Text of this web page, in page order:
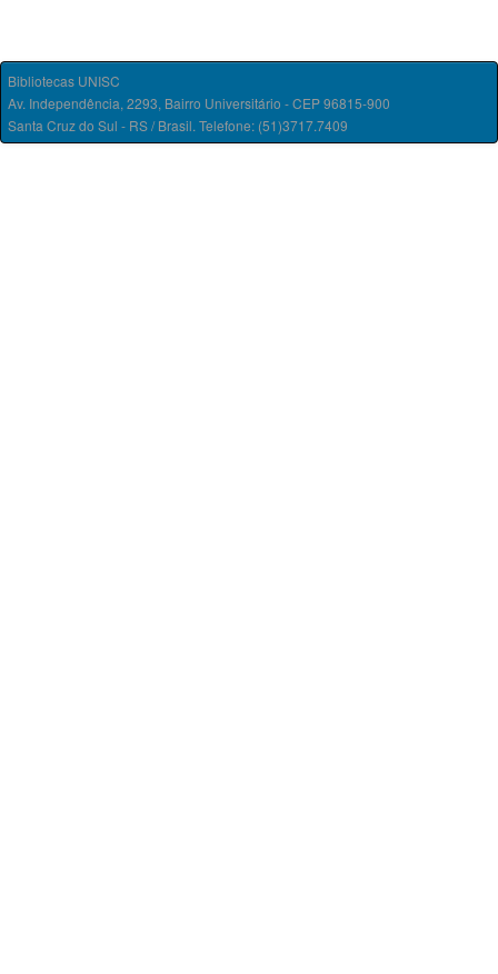
Bibliotecas UNISC
Av. Independência, 2293, Bairro Universitário - CEP 96815-900
Santa Cruz do Sul - RS / Brasil. Telefone: (51)3717.7409